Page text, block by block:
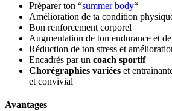
Préparer ton “summer body“
Amélioration de ta condition
Bon renforcement corporel
Augmentation de ton endurance et
Réduction de ton stress et
Encadrés par un coach sportif
Chorégraphies variées et
et convivial
Avantages